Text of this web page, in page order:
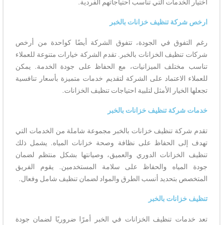
اختيار الخدمات التي تناسب احتياجاتهم الفردية.
ارخص شركة تنظيف خزانات بالخبر
رغم التفوق في الجودة، تتفوق الشركة أيضًا كواحدة من أرخص
شركات تنظيف الخزانات بالخبر. تقدم الشركة خيارات متنوعة للعملاء
تناسب مختلف الميزانيات، مع الحفاظ على جودة الخدمة. يمكن
للعملاء الاعتماد على الشركة لتقديم خدمات متميزة بأسعار تنافسية
تجعلها الخيار الأمثل لتلبية احتياجات تنظيف الخزانات.
خدمات شركة تنظيف خزانات بالخبر
تقدم شركة تنظيف خزانات بالخبر مجموعة شاملة من الخدمات التي
تهدف إلى الحفاظ على نظافة وصحة خزانات المياه. يشمل ذلك
تنظيف الخزانات الدوري والعميق، وصيانتها بشكل منتظم لضمان
جودة المياه والحفاظ على سلامة المستخدمين. يقوم الفريق
المتخصص بتحديد أنسب الطرق والمواد لضمان تنظيف شامل وفعال.
تنظيف خزانات بالخبر
تعد خدمات تنظيف الخزانات في الخبر أمرًا ضروريًا لضمان جودة